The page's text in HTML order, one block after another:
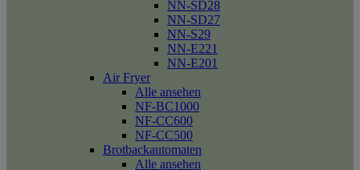
NN-SD28
NN-SD27
NN-S29
NN-E221
NN-E201
Air Fryer
Alle ansehen
NF-BC1000
NF-CC600
NF-CC500
Brotbackautomaten
Alle ansehen